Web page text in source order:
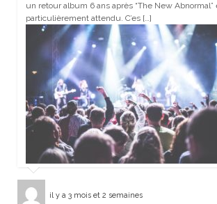
un retour album 6 ans après “The New Abnormal”
particulièrement attendu. C’es […]
il y a 3 mois et 2 semaines